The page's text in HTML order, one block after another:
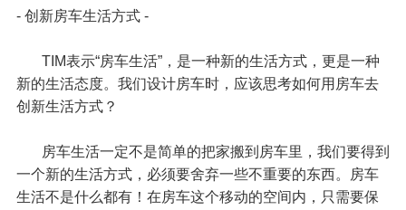
- 创新房车生活方式 -
TIM表示“房车生活”，是一种新的生活方式，更是一种
新的生活态度。我们设计房车时，应该思考如何用房车去
创新生活方式？
房车生活一定不是简单的把家搬到房车里，我们要得到
一个新的生活方式，必须要舍弃一些不重要的东西。房车
生活不是什么都有！在房车这个移动的空间内，只需要保